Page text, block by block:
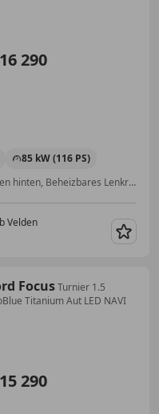
290
85 kW (116 PS)
Anhängerkupplung, Einparkhilfe Sensoren hinten, Beheizbares Lenkrad, Getönte Scheiben, Lordosenstütze, Garantie, Einparkhilfe Sensoren vorne, Alufelgen
Velden
FocusTurnier 1.5
Titanium Aut LED NAVI
290